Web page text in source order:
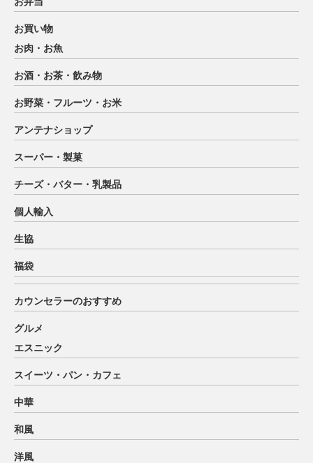
お買い物
お肉・お魚
お酒・お茶・飲み物
お野菜・フルーツ・お米
アンテナショップ
スーパー・製菓
チーズ・バター・乳製品
個人輸入
生協
福袋
カウンセラーのおすすめ
グルメ
エスニック
スイーツ・パン・カフェ
中華
和風
洋風